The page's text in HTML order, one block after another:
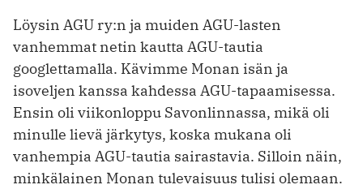
Löysin AGU ry:n ja muiden AGU-lasten
vanhemmat netin kautta AGU-tautia
googlettamalla. Kävimme Monan isän ja
isoveljen kanssa kahdessa AGU-tapaamisessa.
Ensin oli viikonloppu ­Savonlinnassa, mikä oli
minulle lievä järkytys, koska mukana oli
vanhempia AGU-tautia sairastavia. Silloin näin,
minkälainen Monan tulevaisuus tulisi olemaan.